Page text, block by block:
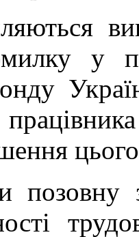
у
позовну